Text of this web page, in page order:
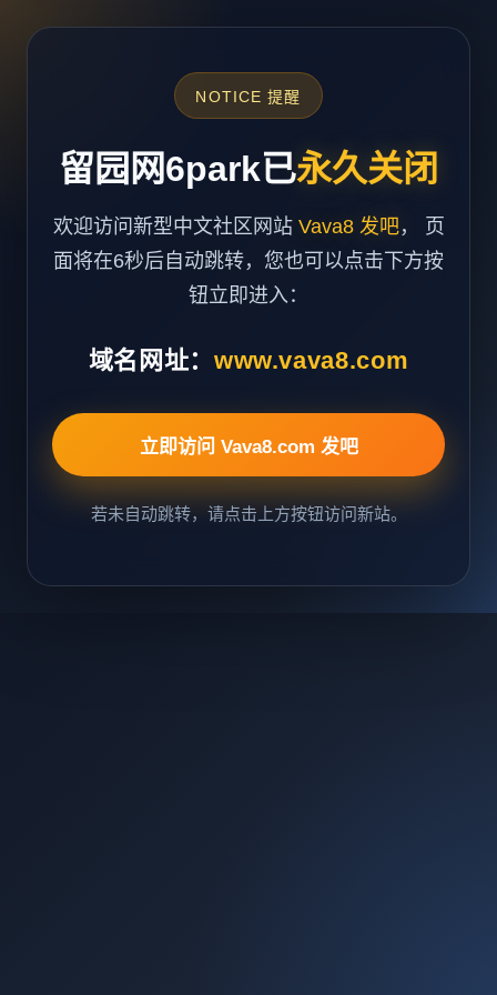
NOTICE 提醒
留园网6park已永久关闭
欢迎访问新型中文社区网站 Vava8 发吧， 页
面将在6秒后自动跳转，您也可以点击下方按
钮立即进入：
域名网址： www.vava8.com
立即访问 Vava8.com 发吧
若未自动跳转，请点击上方按钮访问新站。